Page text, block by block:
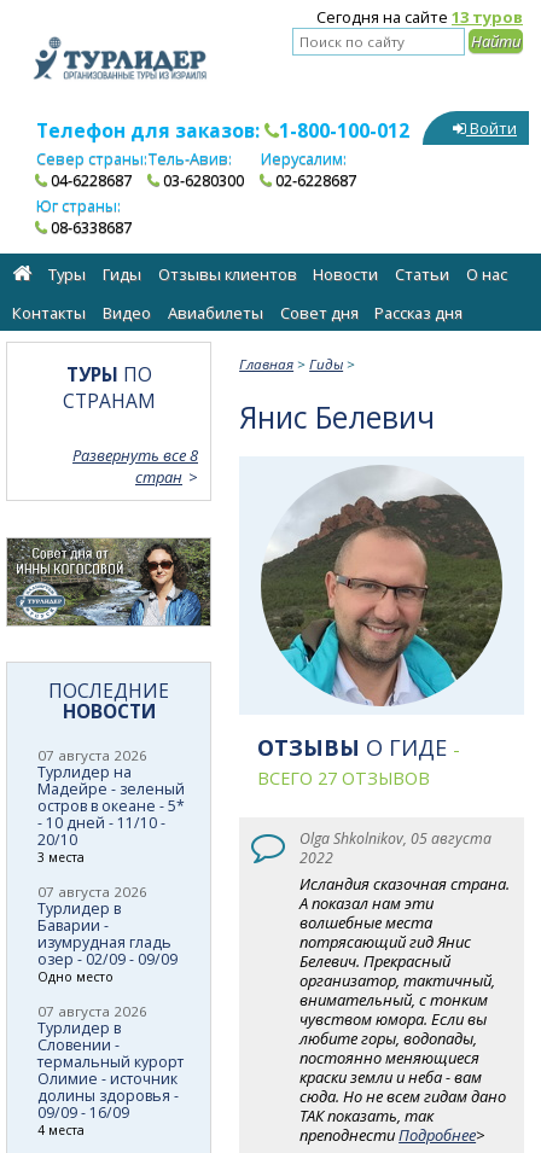
Сегодня на сайте 13 туров
Телефон для заказов: 1-800-100-012
Север страны:
04-6228687
Тель-Авив:
03-6280300
Иерусалим:
02-6228687
Юг страны:
08-6338687
Войти
Туры Гиды Отзывы клиентов Новости Статьи
О нас
Контакты
Видео Авиабилеты Cовет дня Рассказ дня
Главная >Гиды >
Янис Белевич
ОТЗЫВЫ О ГИДЕ -
ВСЕГО 27 ОТЗЫВОВ
Olga Shkolnikov, 05 августа
2022
Исландия сказочная страна.
А показал нам эти
волшебные места
потрясающий гид Янис
Белевич. Прекрасный
организатор, тактичный,
внимательный, с тонким
чувством юмора. Если вы
любите горы, водопады,
постоянно меняющиеся
краски земли и неба - вам
сюда. Но не всем гидам дано
ТАК показать, так
преподнестиПодробнее>
ТУРЫ ПО
СТРАНАМ
Развернуть все 8
стран
ПОСЛЕДНИЕ
НОВОСТИ
07 августа 2026
Турлидер на
Мадейре - зеленый
остров в океане - 5*
- 10 дней - 11/10 -
20/10
3 места
07 августа 2026
Турлидер в
Баварии -
изумрудная гладь
озер - 02/09 - 09/09
Одно место
07 августа 2026
Турлидер в
Словении -
термальный курорт
Олимие - источник
долины здоровья -
09/09 - 16/09
4 места